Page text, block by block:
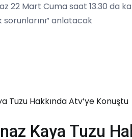
22 Mart Cuma saat 13.30 da
anlatacak
Kaya Tuzu